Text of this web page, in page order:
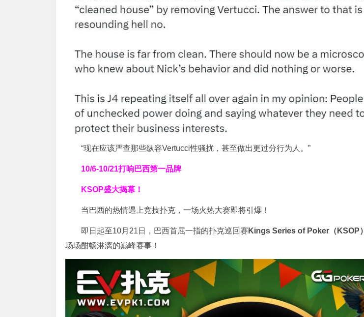
“现在应该严查那些纵容Vertucci性骚扰，甚至做出更过分行为人。”
10/6-10/21打响巴西第一品牌
KSOP盛大揭幕！
当巴西的热情遇上竞技扑克，一场火热大赛即将引爆！
即日起至10月21日，巴西首屈一指的扑克巡回赛 Kings Series of Poker（KSOP）
场场酣畅淋漓的巅峰赛事！